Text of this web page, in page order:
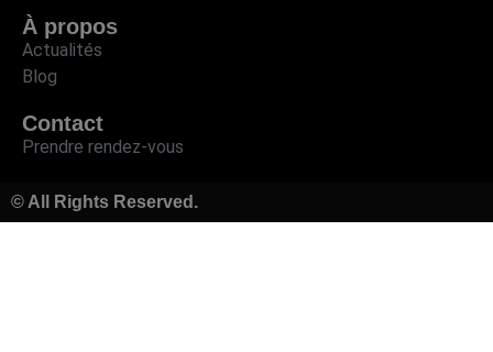
À propos
Actualités
Blog
Contact
Prendre rendez-vous
© All Rights Reserved.